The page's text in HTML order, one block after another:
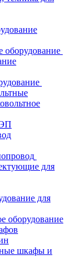
оборудование
для
для
оборудование
шкафы и